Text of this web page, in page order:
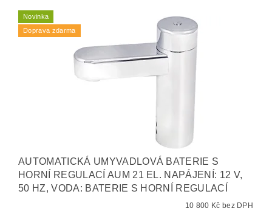
Novinka
Doprava zdarma
AUTOMATICKÁ UMYVADLOVÁ BATERIE S
HORNÍ REGULACÍ AUM 21 EL. NAPÁJENÍ: 12 V,
50 HZ, VODA: BATERIE S HORNÍ REGULACÍ
10 800 Kč bez DPH